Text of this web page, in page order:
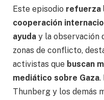
Este episodio refuerza
cooperación
ayuda y la observación
zonas de conflicto,
activistas que buscan
mediático sobre Gaza.
Thunberg y los demás